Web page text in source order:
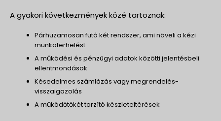
A gyakori következmények közé tartoznak:
Párhuzamosan futó két rendszer, ami növeli a kézi
munkaterhelést
A működési és pénzügyi adatok közötti jelentésbeli
ellentmondások
Késedelmes számlázás vagy megrendelés-
visszaigazolás
A működőtőkét torzító készleteltérések